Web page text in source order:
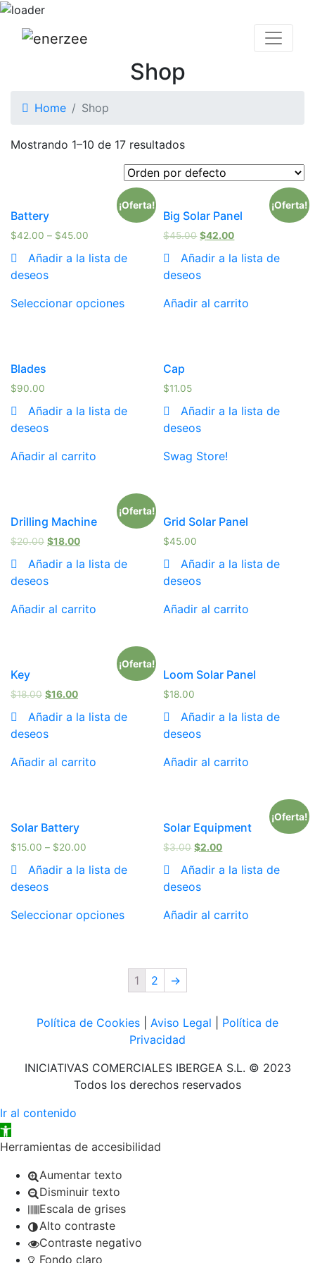
Shop
Home Shop
Mostrando 1–10 de 17 resultados
¡Oferta!
Battery
$42.00 – $45.00
Añadir a la lista de
deseos
Seleccionar opciones
¡Oferta!
Big Solar Panel
$45.00 $42.00
Añadir a la lista de
deseos
Añadir al carrito
Blades
$90.00
Añadir a la lista de
deseos
Añadir al carrito
Cap
$11.05
Añadir a la lista de
deseos
Swag Store!
¡Oferta!
Drilling Machine
$20.00 $18.00
Añadir a la lista de
deseos
Añadir al carrito
Grid Solar Panel
$45.00
Añadir a la lista de
deseos
Añadir al carrito
¡Oferta!
Key
$18.00 $16.00
Añadir a la lista de
deseos
Añadir al carrito
Loom Solar Panel
$18.00
Añadir a la lista de
deseos
Añadir al carrito
Solar Battery
$15.00 – $20.00
Añadir a la lista de
deseos
Seleccionar opciones
¡Oferta!
Solar Equipment
$3.00 $2.00
Añadir a la lista de
deseos
Añadir al carrito
1 2 →
Política de Cookies Aviso Legal
Política de
Privacidad
INICIATIVAS COMERCIALES IBERGEA S.L. © 2023
Todos los derechos reservados
Ir al contenido
Abrir barra de herramientas
Herramientas de accesibilidad
Aumentar texto
Disminuir texto
Escala de grises
Alto contraste
Contraste negativo
Fondo claro